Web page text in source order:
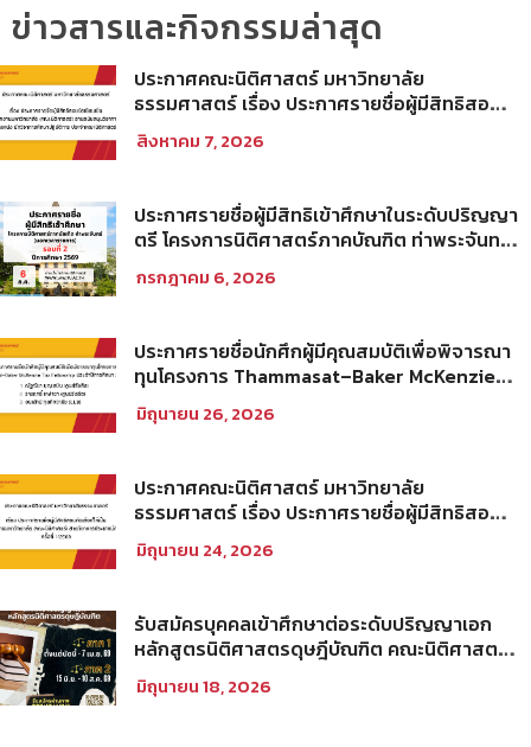
ข่าวสารและกิจกรรมล่าสุด
ประกาศคณะนิติศาสตร์ มหาวิทยาลัย
ธรรมศาสตร์ เรื่อง ประกาศรายชื่อผู้มีสิทธิสอบ
ข้อเขียนเป็น พนักงานมหาวิทยาลัย (คณะ
นิติศาสตร์) สายสนับสนุนวิชาการ ตำแหน่ง นัก
สิงหาคม 7, 2026
ประกาศรายชื่อผู้มีสิทธิเข้าศึกษาในระดับปริญญา
ตรี โครงการนิติศาสตร์ภาคบัณฑิต ท่าพระจันทร์
ศึกษา 2569 รอบที่ 2
กรกฎาคม 6, 2026
ประกาศรายชื่อนักศึกผู้มีคุณสมบัติเพื่อพิจารณา
ทุนโครงการ Thammasat–Baker McKenzie
Tax Fellowship ประจำปีการศึกษา 2569
มิถุนายน 26, 2026
ประกาศคณะนิติศาสตร์ มหาวิทยาลัย
ธรรมศาสตร์ เรื่อง ประกาศรายชื่อผู้มีสิทธิสอบ
คัดเลือกให้เป็นพนักงานมหาวิทยาลัย (คณะ
นิติศาสตร์) สายวิชาการประเภทนักวิจัย ครั้งที่
มิถุนายน 24, 2026
รับสมัครบุคคลเข้าศึกษาต่อระดับปริญญาเอก
หลักสูตรนิติศาสตรดุษฎีบัณฑิต คณะนิติศาสตร์
มหาวิทยาลัยธรรมศาสตร์ ประจำภาคการศึกษา
ที่ 2 ปีการศึกษา 2569
มิถุนายน 18, 2026